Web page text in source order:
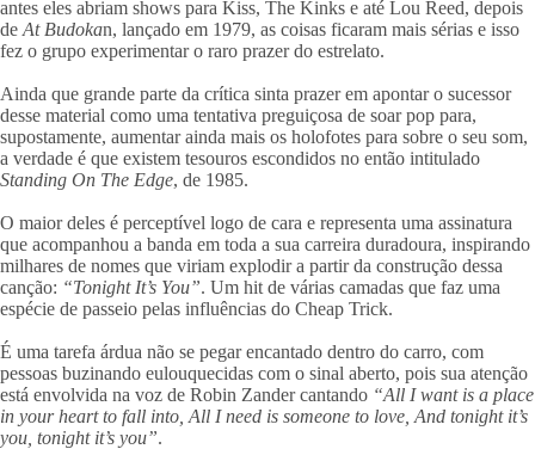
antes eles abriam shows para Kiss, The Kinks e até Lou Reed, depois
de At Budokan, lançado em 1979, as coisas ficaram mais sérias e isso
fez o grupo experimentar o raro prazer do estrelato.
Ainda que grande parte da crítica sinta prazer em apontar o sucessor
desse material como uma tentativa preguiçosa de soar pop para,
supostamente, aumentar ainda mais os holofotes para sobre o seu som,
a verdade é que existem tesouros escondidos no então intitulado
Standing On The Edge, de 1985.
O maior deles é perceptível logo de cara e representa uma assinatura
que acompanhou a banda em toda a sua carreira duradoura, inspirando
milhares de nomes que viriam explodir a partir da construção dessa
canção: “Tonight It’s You”. Um hit de várias camadas que faz uma
espécie de passeio pelas influências do Cheap Trick.
É uma tarefa árdua não se pegar encantado dentro do carro, com
pessoas buzinando eulouquecidas com o sinal aberto, pois sua atenção
está envolvida na voz de Robin Zander cantando “All I want is a place
in your heart to fall into, All I need is someone to love, And tonight it’s
you, tonight it’s you”.